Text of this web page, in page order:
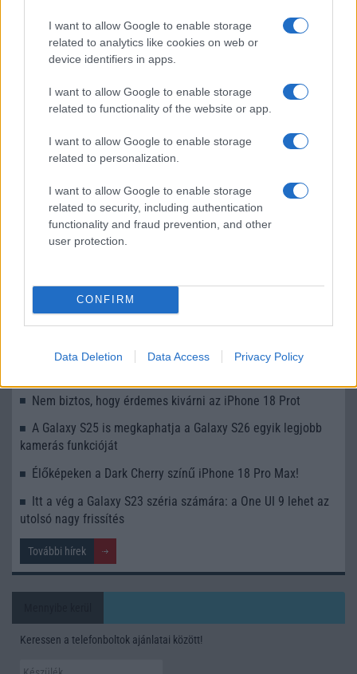
I want to allow Google to enable storage
related to analytics like cookies on web or
device identifiers in apps.
I want to allow Google to enable storage
related to functionality of the website or app.
I want to allow Google to enable storage
related to personalization.
I want to allow Google to enable storage
related to security, including authentication
functionality and fraud prevention, and other
user protection.
CONFIRM
Data Deletion Data Access Privacy Policy
iPhone SE 4: Új kiszivárgott videó mutatja meg tisztán az
Apple legújabb telefonját
Az iPhone SE 4 gyengébb mobilhálózati lefedettséget kap,
További hírek
Számos népszerű Samsung Galaxy készülék kimarad a One
UI 9 frissítésből – itt a lista az érintett modellekről
Apple az új csúcsmobilokról
Az Android rejtett automatizmusai: hat funkció, amely
észrevétlenül könnyíti meg a mindennapokat
Ez a rejtett Samsung funkció teljesen megváltoztatja a
Nem biztos, hogy érdemes kivárni az iPhone 18 Prot
A Galaxy S25 is megkaphatja a Galaxy S26 egyik legjobb
kamerás funkcióját
Élőképeken a Dark Cherry színű iPhone 18 Pro Max!
Itt a vég a Galaxy S23 széria számára: a One UI 9 lehet az
utolsó nagy frissítés
További hírek
Keressen a telefonboltok ajánlatai között!